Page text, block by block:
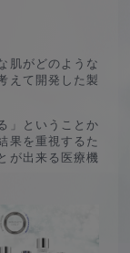
肌がどのような
えて開発した製
」ということか
果を重視するた
が出来る 医療機